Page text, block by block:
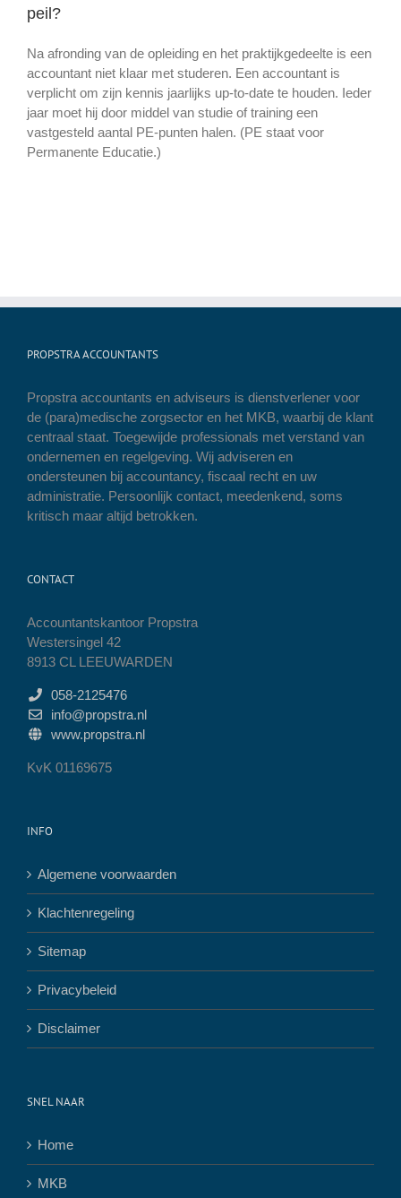
peil?
Na afronding van de opleiding en het praktijkgedeelte is een
accountant niet klaar met studeren. Een accountant is
verplicht om zijn kennis jaarlijks up-to-date te houden. Ieder
jaar moet hij door middel van studie of training een
vastgesteld aantal PE-punten halen. (PE staat voor
Permanente Educatie.)
PROPSTRA ACCOUNTANTS
Propstra accountants en adviseurs is dienstverlener voor
de (para)medische zorgsector en het MKB, waarbij de klant
centraal staat. Toegewijde professionals met verstand van
ondernemen en regelgeving. Wij adviseren en
ondersteunen bij accountancy, fiscaal recht en uw
administratie. Persoonlijk contact, meedenkend, soms
kritisch maar altijd betrokken.
CONTACT
Accountantskantoor Propstra
Westersingel 42
8913 CL LEEUWARDEN
058-2125476
info@propstra.nl
www.propstra.nl
KvK 01169675
INFO
Algemene voorwaarden
Klachtenregeling
Sitemap
Privacybeleid
Disclaimer
SNEL NAAR
Home
MKB